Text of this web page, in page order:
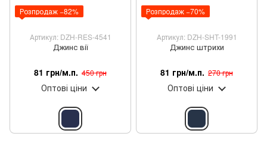
Розпродаж −82%
Артикул: DZH-RES-4541
Джинс вії
81 грн/м.п. 450 грн
Оптові ціни
Розпродаж −70%
Артикул: DZH-SHT-1991
Джинс штрихи
81 грн/м.п. 270 грн
Оптові ціни